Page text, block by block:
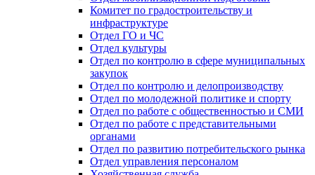
Комитет по градостроительству и
инфраструктуре
Отдел ГО и ЧС
Отдел культуры
Отдел по контролю в сфере муниципальных
закупок
Отдел по контролю и делопроизводству
Отдел по молодежной политике и спорту
Отдел по работе с общественностью и СМИ
Отдел по работе с представительными
органами
Отдел по развитию потребительского рынка
Отдел управления персоналом